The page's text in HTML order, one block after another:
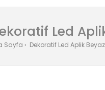
Led
Sayfa Dekoratif Led Aplik